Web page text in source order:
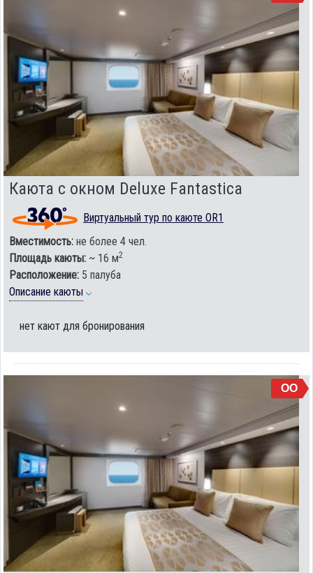
Каюта с окном Deluxe Fantastica
Виртуальный тур по каюте OR1
Вместимость: не более 4 чел.
Площадь каюты: ~ 16 м2
Расположение: 5 палуба
Описание каюты
нет кают для бронирования
OO